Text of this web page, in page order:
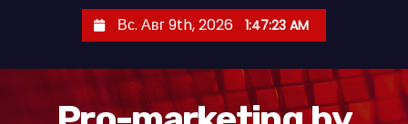
Вс. Авг 9th, 2026 1:47:24 AM